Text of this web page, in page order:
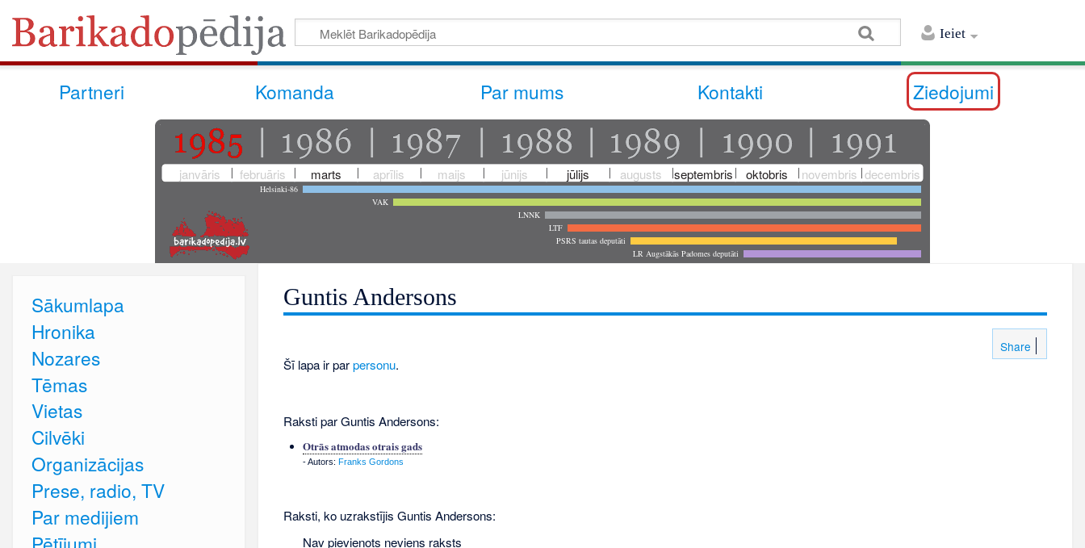
Ieiet
Partneri Komanda Par mums Kontakti Ziedojumi
janvāris februāris marts aprīlis maijs jūnijs jūlijs augusts septembris oktobris novembris decembris
Helsinki-86
VAK
LNNK
LTF
PSRS tautas deputāti
LR Augstākās Padomes deputāti
Guntis Andersons
Share
Šī lapa ir parpersonu.
Raksti par Guntis Andersons:
Otrās atmodas otrais gads
- Autors: Franks Gordons
Raksti, ko uzrakstījis Guntis Andersons:
Nav pievienots neviens raksts
Sākumlapa
Hronika
Nozares
Tēmas
Vietas
Cilvēki
Organizācijas
Prese, radio, TV
Par medijiem